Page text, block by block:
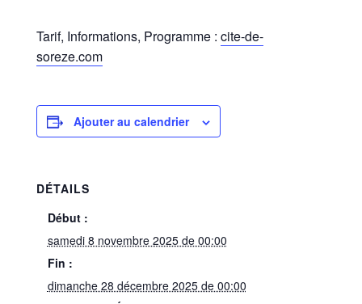
Tarif, Informations, Programme : cite-de-
soreze.com
Ajouter au calendrier
DÉTAILS
Début :
samedi 8 novembre 2025 de 00:00
Fin :
dimanche 28 décembre 2025 de 00:00